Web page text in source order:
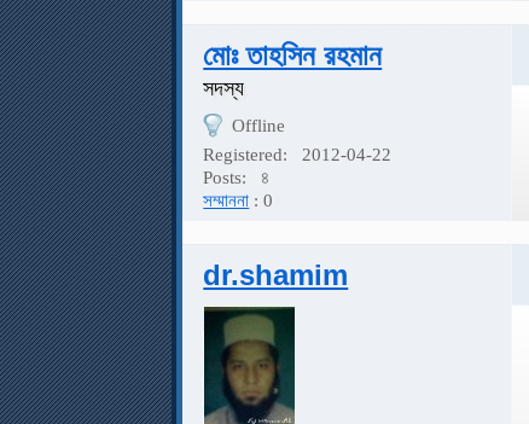
মোঃ তাহসিন রহমান
সদস্য
Offline
Registered:
2012-04-22
Posts:
৪
সম্মাননা : 0
dr.shamim